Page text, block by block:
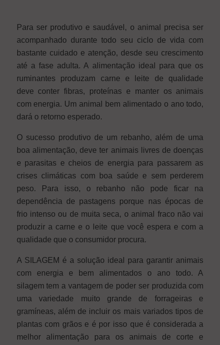
Para ser produtivo e saudável, o animal precisa ser
acompanhado durante todo seu ciclo de vida com
bastante cuidado e atenção, desde seu crescimento
até a fase adulta. A alimentação ideal para que os
ruminantes produzam carne e leite de qualidade
deve conter fibras, proteínas e manter os animais
com energia. Um animal bem alimentado o ano todo,
dará o retorno esperado.
O sucesso produtivo de um rebanho, além de uma
boa alimentação, deve ter animais livres de doenças
e parasitas e cheios de energia para passarem as
crises climáticas com boa saúde e sem perderem
peso. Para isso, o rebanho não pode ficar na
dependência de pastagens porque nas épocas de
frio intenso ou de muita seca, o animal fraco não vai
produzir a carne e o leite que você espera e com a
qualidade que o consumidor procura.
A SILAGEM é a solução ideal para garantir animais
com energia e bem alimentados o ano todo. A
silagem tem a vantagem de poder ser produzida com
uma variedade muito grande de forrageiras e
gramíneas, além de incluir os mais variados tipos de
plantas com grãos e é por isso que é considerada a
melhor alimentação para os animais de corte e